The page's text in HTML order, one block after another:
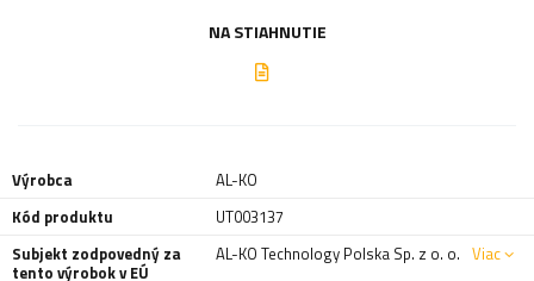
NA STIAHNUTIE
Výrobca
AL-KO
Kód produktu
UT003137
Subjekt zodpovedný za
tento výrobok v EÚ
AL-KO Technology Polska Sp. z o. o. Viac